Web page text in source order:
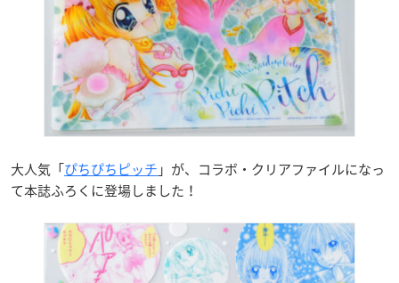
大人気「ぴちぴちピッチ 」が、コラボ・クリアファイルになっ
て本誌ふろくに登場しました！